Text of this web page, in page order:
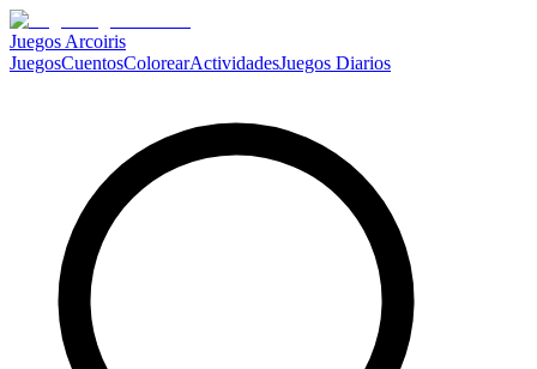
Juegos Arcoiris
JuegosCuentosColorearActividadesJuegos Diarios